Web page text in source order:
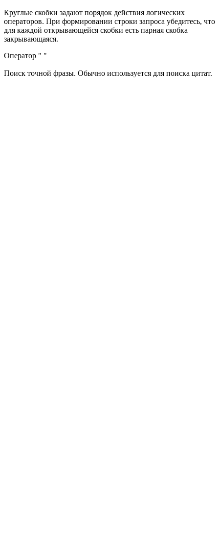
Круглые скобки задают порядок действия логических
операторов. При формировании строки запроса убедитесь, что
для каждой открывающейся скобки есть парная скобка
закрывающаяся.
Оператор " "
Поиск точной фразы. Обычно используется для поиска цитат.